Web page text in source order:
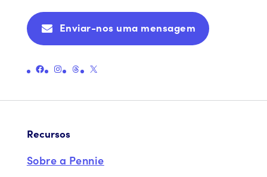
Enviar-nos uma mensagem
Ligação para a página oficial da Pennie no Facebook
Ligação para a página oficial da Pennie no Instagram
Ligação para a página oficial do Threads da PennieLigação para a página oficial da Pennie no X (antigo Twitter)
Recursos
Sobre a Pennie